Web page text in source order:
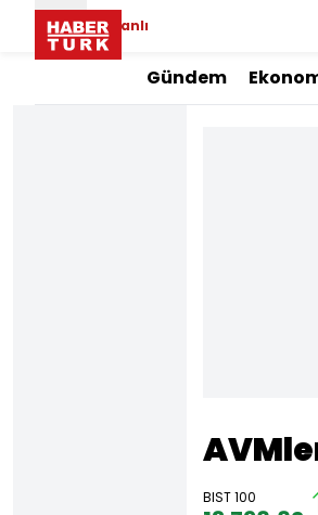
Canlı
Gündem
BIST 100